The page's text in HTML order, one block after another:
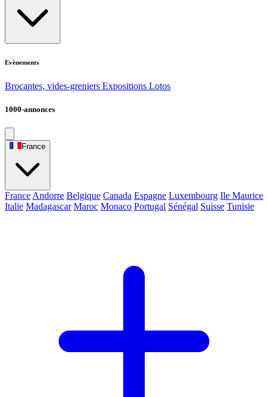
Evènements
Brocantes, vides-greniers Expositions Lotos
1000-annonces
France
France Andorre Belgique Canada Espagne Luxembourg Ile Maurice
Italie Madagascar Maroc Monaco Portugal Sénégal Suisse Tunisie